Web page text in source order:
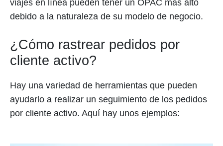
viajes en línea pueden tener un OPAC más alto
debido a la naturaleza de su modelo de negocio.
¿Cómo rastrear pedidos por
cliente activo?
Hay una variedad de herramientas que pueden
ayudarlo a realizar un seguimiento de los pedidos
por cliente activo. Aquí hay unos ejemplos: